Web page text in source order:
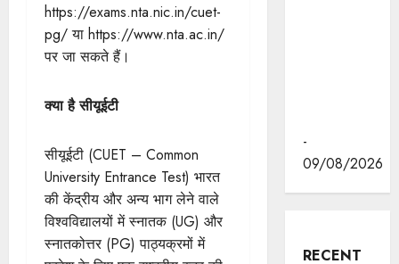
https://exams.nta.nic.in/cuet-
pg/ या https://www.nta.ac.in/
पर जा सकते हैं।
क्या है सीयूईटी
सीयूईटी (CUET – Common
University Entrance Test) भारत
की केंद्रीय और अन्य भाग लेने वाले
विश्वविद्यालयों में स्नातक (UG) और
स्नातकोत्तर (PG) पाठ्यक्रमों में
-
09/08/2026
RECENT